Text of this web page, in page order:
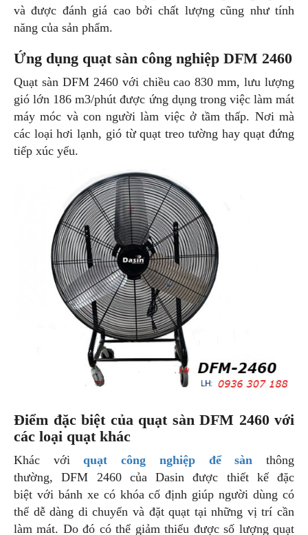
và được đánh giá cao bởi chất lượng cũng như tính
năng của sản phẩm.
Ứng dụng quạt sàn công nghiệp DFM 2460
Quạt sàn DFM 2460 với chiều cao 830 mm, lưu lượng
gió lớn 186 m3/phút được ứng dụng trong việc làm mát
máy móc và con người làm việc ở tầm thấp. Nơi mà
các loại hơi lạnh, gió từ quạt treo tường hay quạt đứng
tiếp xúc yếu.
Điểm đặc biệt của quạt sàn DFM 2460 với
các loại quạt khác
Khác vớiquạt công nghiệp để sàn thông
thường, DFM 2460 của Dasin được thiết kế đặc
biệt với bánh xe có khóa cố định giúp người dùng có
thể dễ dàng di chuyển và đặt quạt tại những vị trí cần
làm mát. Do đó có thể giảm thiểu được số lượng quạt